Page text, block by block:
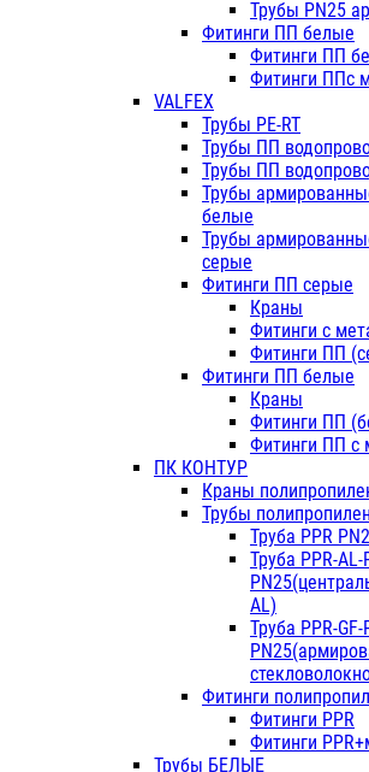
Трубы PN25
Фитинги ПП белые
Фитинги ПП
Фитинги ППс
VALFEX
Трубы PE-RT
Трубы ПП
Трубы ПП
Трубы
белые
Трубы
серые
Фитинги ПП серые
Краны
Фитинги с
Фитинги ПП
Фитинги ПП белые
Краны
Фитинги ПП
Фитинги ПП с
ПК КОНТУР
Краны
Трубы
Труба PPR
Труба PPR-AL-
AL)
Труба PPR-GF-
Фитинги
Фитинги PPR
Фитинги
Трубы БЕЛЫЕ